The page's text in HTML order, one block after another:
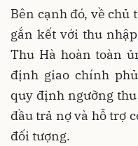
Bên cạnh đó, về
gắn kết với thu
Thu Hà hoàn toàn
định giao chính
quy định ngưỡng
đầu trả nợ và hỗ trợ
đối tượng.